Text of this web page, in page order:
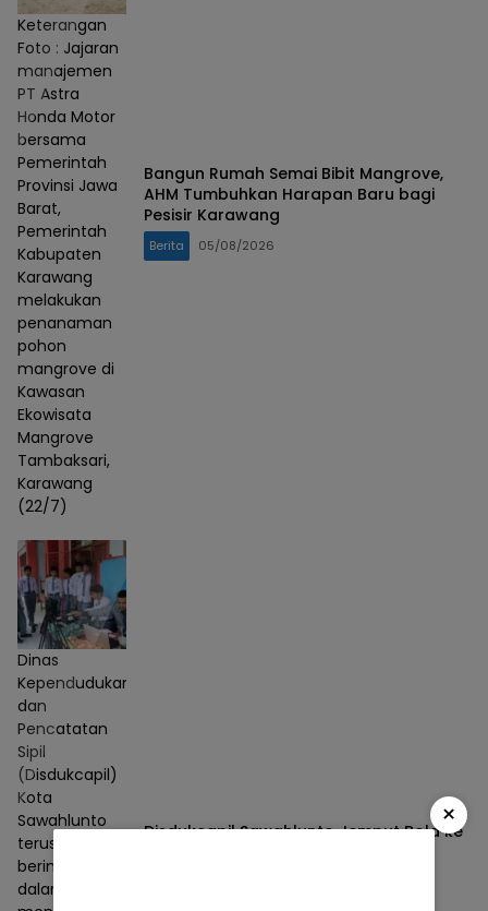
Keterangan
Foto : Jajaran
manajemen
PT Astra
Honda Motor
bersama
Pemerintah
Provinsi Jawa
Barat,
Pemerintah
Kabupaten
Karawang
melakukan
penanaman
pohon
mangrove di
Kawasan
Ekowisata
Mangrove
Tambaksari,
Karawang
(22/7)
Bangun Rumah Semai Bibit Mangrove,
AHM Tumbuhkan Harapan Baru bagi
Pesisir Karawang
Berita 05/08/2026
Dinas
Kependudukan
dan
Pencatatan
Sipil
(Disdukcapil)
Kota
Sawahlunto
terus
berinovasi
dalam
Disdukcapil Sawahlunto Jemput Bola ke
×